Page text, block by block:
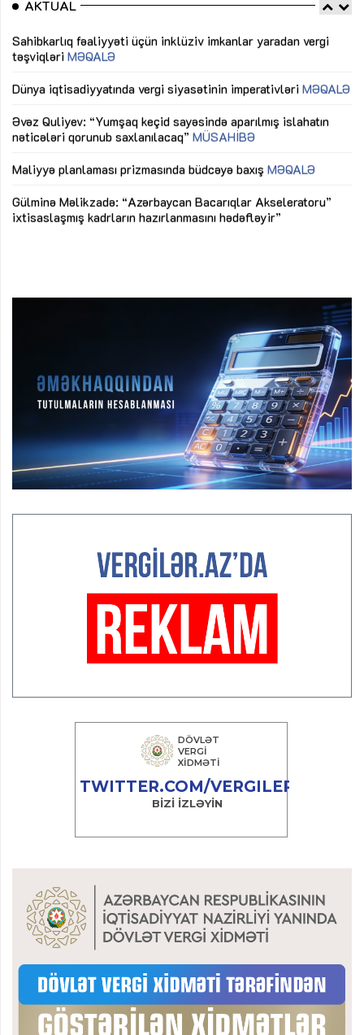
AKTUAL
Sahibkarlıq fəaliyyəti üçün inklüziv imkanlar yaradan vergi
təşviqləriMƏQALƏ
Dünya iqtisadiyyatında vergi siyasətinin imperativləri MƏQALƏ
Əvəz Quliyev: “Yumşaq keçid sayəsində aparılmış islahatın
nəticələri qorunub saxlanılacaq”MÜSAHİBƏ
Maliyyə planlaması prizmasında büdcəyə baxış MƏQALƏ
Gülminə Məlikzadə: “Azərbaycan Bacarıqlar Akseleratoru”
ixtisaslaşmış kadrların hazırlanmasını hədəfləyir”